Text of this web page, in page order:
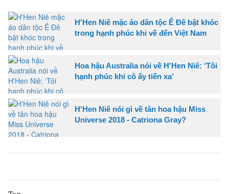
H'Hen Niê mặc áo dân tộc Ê Đê bật khóc
trong hạnh phúc khi về đến Việt Nam
Hoa hậu Australia nói về H'Hen Niê: ‘Tôi
hạnh phúc khi cô ấy tiến xa’
H'Hen Niê nói gì về tân hoa hậu Miss
Universe 2018 - Catriona Gray?